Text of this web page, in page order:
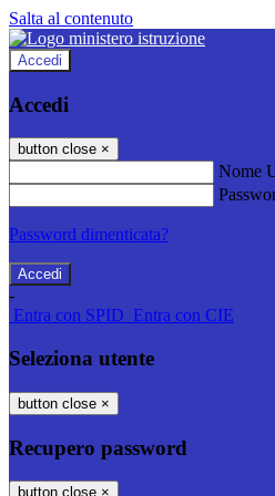
Salta al contenuto
Accedi
Accedi
button close ×
Nome
Password dimenticata?
-
Entra con SPID Entra con CIE
Seleziona utente
button close ×
Recupero password
button close ×